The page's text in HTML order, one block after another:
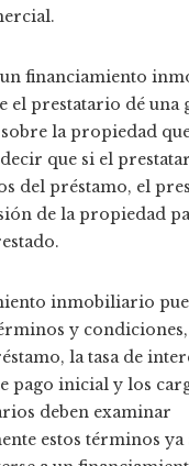
un financiamiento
el prestatario dé una
la propiedad
que si el
del préstamo, el
de la propiedad
inmobiliario
y
la tasa de
pago inicial y los
deben examinar
estos términos ya